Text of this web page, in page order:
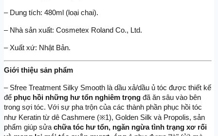
– Dung tích: 480ml (loại chai).
– Nhà sản xuất: Cosmetex Roland Co., Ltd.
– Xuất xứ: Nhật Bản.
Giới thiệu sản phẩm
– Sfree Treatment Silky Smooth là dầu xả/dầu ủ tóc được thiết kế
để phục hồi những hư tổn nghiêm trọng đã ăn sâu vào bên
trong sợi tóc. Với sự pha trộn của các thành phần phục hồi tóc
như Keratin từ dê Cashmere (※1), Golden Silk và Propolis, sản
phẩm giúp sửa chữa tóc hư tổn, ngăn ngừa tình trạng xơ rối